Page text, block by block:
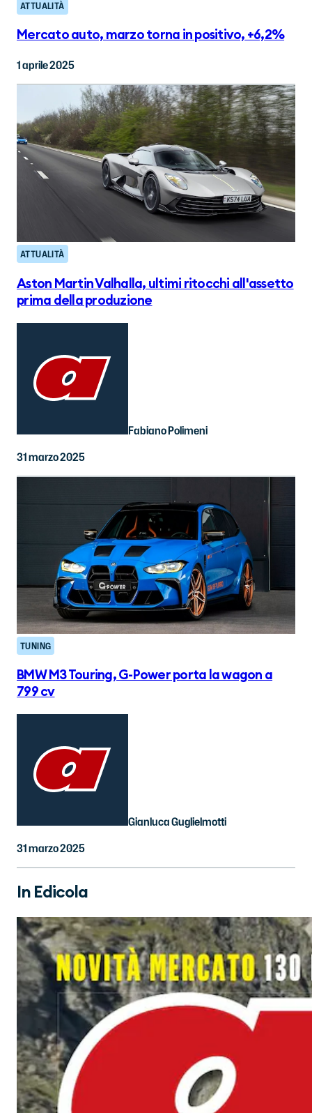
ATTUALITÀ
Mercato auto, marzo torna in positivo, +6,2%
1 aprile 2025
ATTUALITÀ
Aston Martin Valhalla, ultimi ritocchi all'assetto
prima della produzione
Fabiano Polimeni
31 marzo 2025
TUNING
BMW M3 Touring, G-Power porta la wagon a
799 cv
Gianluca Guglielmotti
31 marzo 2025
In Edicola